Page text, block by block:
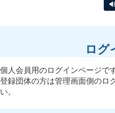
ログ
個人会員用のログインページです
登録団体の方は管理画面側のロ
い。